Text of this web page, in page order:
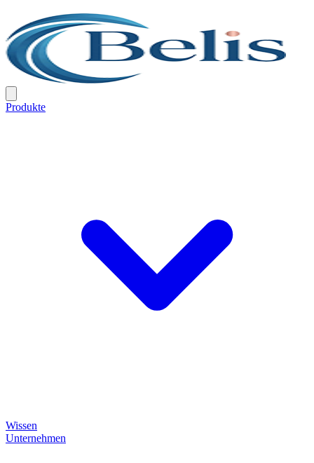
Produkte
Wissen
Unternehmen